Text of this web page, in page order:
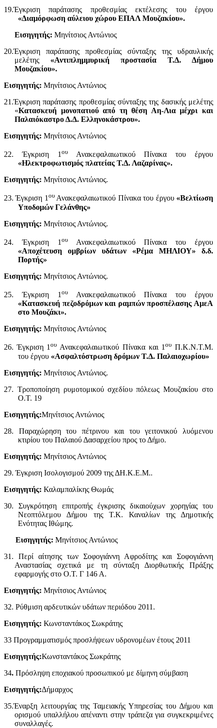
19.Έγκριση παράτασης προθεσμίας εκτέλεσης του έργου
«Διαμόρφωση αύλειου χώρου ΕΠΑΛ Μουζακίου».
Εισηγητής: Μηνίτσιος Αντώνιος
20.Έγκριση παράτασης προθεσμίας σύνταξης της υδραυλικής
μελέτης «Αντιπλημμυρική προστασία Τ.Δ. Δήμου
Μουζακίου».
Εισηγητής: Μηνίτσιος Αντώνιος
21.Έγκριση παράτασης προθεσμίας σύνταξης της δασικής μελέτης
«Κατασκευή μονοπατιού από τη θέση Αη-Λια μέχρι και
Παλαιόκαστρο Δ.Δ. Ελληνοκάστρου».
Εισηγητής: Μηνίτσιος Αντώνιος
22. Έγκριση 1 ουΑνακεφαλαιωτικού Πίνακα του έργου
«Ηλεκτροφωτισμός πλατείας Τ.Δ. Λαζαρίνας».
Εισηγητής: Μηνίτσιος Αντώνιος.
23. Έγκριση 1ουΑνακεφαλαιωτικού Πίνακα του έργου «Βελτίωση
Υποδομών Γελάνθης»
Εισηγητής: Μηνίτσιος Αντώνιος.
24. Έγκριση 1 ουΑνακεφαλαιωτικού Πίνακα του έργου
«Αποχέτευση ομβρίων υδάτων «Ρέμα ΜΗΛΙΟΥ» δ.δ.
Πορτής»
Εισηγητής: Μηνίτσιος Αντώνιος.
25. Έγκριση 1 ουΑνακεφαλαιωτικού Πίνακα του έργου
«Κατασκευή πεζοδρόμων και ραμπών προσπέλασης ΑμεΑ
στο Μουζάκι».
Εισηγητής: Μηνίτσιος Αντώνιος
26. Έγκριση 1ου Ανακεφαλαιωτικού Πίνακα και 1ου Π.Κ.Ν.Τ.Μ.
του έργου «Ασφαλτόστρωση δρόμων Τ.Δ. Παλαιοχωρίου»
Εισηγητής: Μηνίτσιος Αντώνιος.
27. Τροποποίηση ρυμοτομικού σχεδίου πόλεως Μουζακίου στο
Ο.Τ. 19
Εισηγητής:Μηνίτσιος Αντώνιος
28. Παραχώρηση του πέτρινου και του γειτονικού λυόμενου
κτιρίου του Παλαιού Δασαρχείου προς το Δήμο.
Εισηγητής: Μηνίτσιος Αντώνιος
29. Έγκριση Ισολογισμού 2009 της ΔΗ.Κ.Ε.Μ..
Εισηγητής: Καλαμπαλίκης Θωμάς
30. Συγκρότηση επιτροπής έγκρισης δικαιούχων χορηγίας του
Νεοπτόλεμου Δήμου της Τ.Κ. Καναλίων της Δημοτικής
Ενότητας Ιθώμης.
Εισηγητής: Μηνίτσιος Αντώνιος
31. Περί αίτησης των Σοφογιάννη Αφροδίτης και Σοφογιάννη
Αναστασίας σχετικά με τη σύνταξη Διορθωτικής Πράξης
εφαρμογής στο Ο.Τ. Γ 146 Α.
Εισηγητής: Μηνίτσιος Αντώνιος
32. Ρύθμιση αρδευτικών υδάτων περιόδου 2011.
Εισηγητής: Κωνσταντάκος Σωκράτης
33 Προγραμματισμός προσλήψεων υδρονομέων έτους 2011
Εισηγητής:Κωνσταντάκος Σωκράτης
34. Πρόσληψη εποχιακού προσωπικού με δίμηνη σύμβαση
Εισηγητής:Δήμαρχος
35.Έναρξη λειτουργίας της Ταμειακής Υπηρεσίας του Δήμου και
ορισμού υπαλλήλου απέναντι στην τράπεζα για συγκεκριμένες
συναλλαγές.